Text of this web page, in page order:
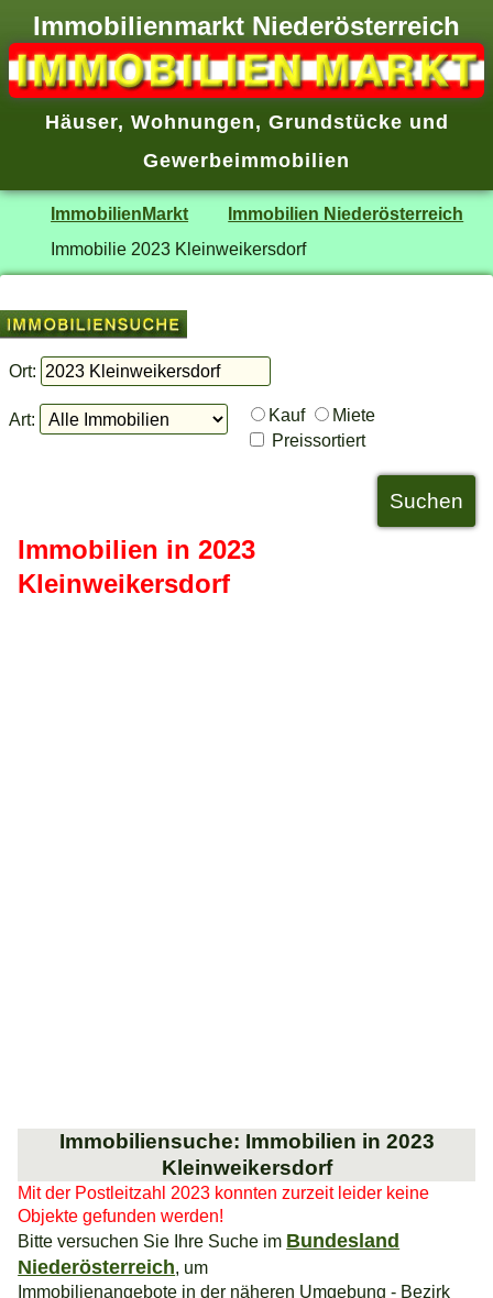
Immobilienmarkt Niederösterreich
Häuser, Wohnungen, Grundstücke und
Gewerbeimmobilien
ImmobilienMarkt
Immobilien Niederösterreich
Immobilie 2023 Kleinweikersdorf
Ort:
Art: Kauf
Miete
Preissortiert
Immobilien in 2023
Kleinweikersdorf
Immobiliensuche: Immobilien in 2023
Kleinweikersdorf
Mit der Postleitzahl 2023 konnten zurzeit leider keine
Objekte gefunden werden!
Bitte versuchen Sie Ihre Suche im Bundesland
Niederösterreich, um
Immobilienangebote in der näheren Umgebung - Bezirk